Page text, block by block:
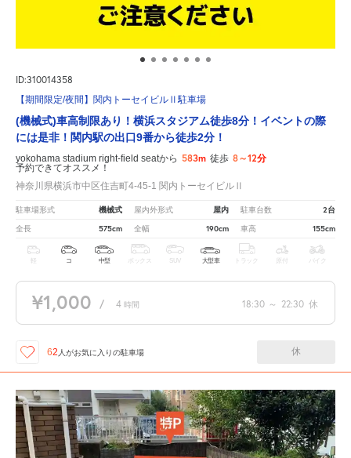
ID:310014358
【期間限定/夜間】関内トーセイビルⅡ駐車場
(機械式)車高制限あり！横浜スタジアム徒歩8分！イベントの際
には是非！関内駅の出口9番から徒歩2分！
yokohama stadium right-field seatから 583m 徒歩 8～12分
予約できてオススメ！
神奈川県横浜市中区住吉町4-45-1 関内トーセイビルⅡ
駐車場形式 機械式 屋内外形式 屋内 駐車台数 2台
全長 575cm 全幅 190cm 車高 155cm
軽 コ 中型 ボックス SUV 大型車 トラック 原付 バイク
¥1,000 / 4 時間 18:30 ～ 22:30 休
62 人がお気に入りの駐車場 休